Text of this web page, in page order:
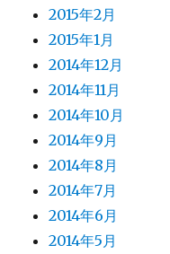
2015年2月
2015年1月
2014年12月
2014年11月
2014年10月
2014年9月
2014年8月
2014年7月
2014年6月
2014年5月